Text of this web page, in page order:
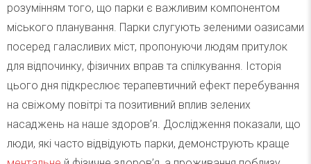
розумінням того, що парки є важливим компонентом
міського планування. Парки слугують зеленими оазисами
посеред галасливих міст, пропонуючи людям притулок
для відпочинку, фізичних вправ та спілкування. Історія
цього дня підкреслює терапевтичний ефект перебування
на свіжому повітрі та позитивний вплив зелених
насаджень на наше здоров’я. Дослідження показали, що
люди, які часто відвідують парки, демонструють краще